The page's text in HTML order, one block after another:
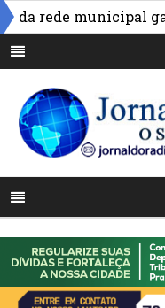
municipal ganha